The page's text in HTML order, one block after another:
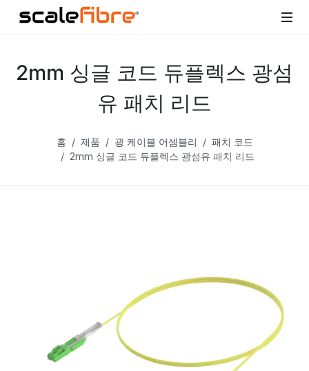
2mm 싱글 코드 듀플렉스 광섬
유 패치 리드
홈 제품 광 케이블 어셈블리
패치 코드
2mm 싱글 코드 듀플렉스 광섬유 패치 리드